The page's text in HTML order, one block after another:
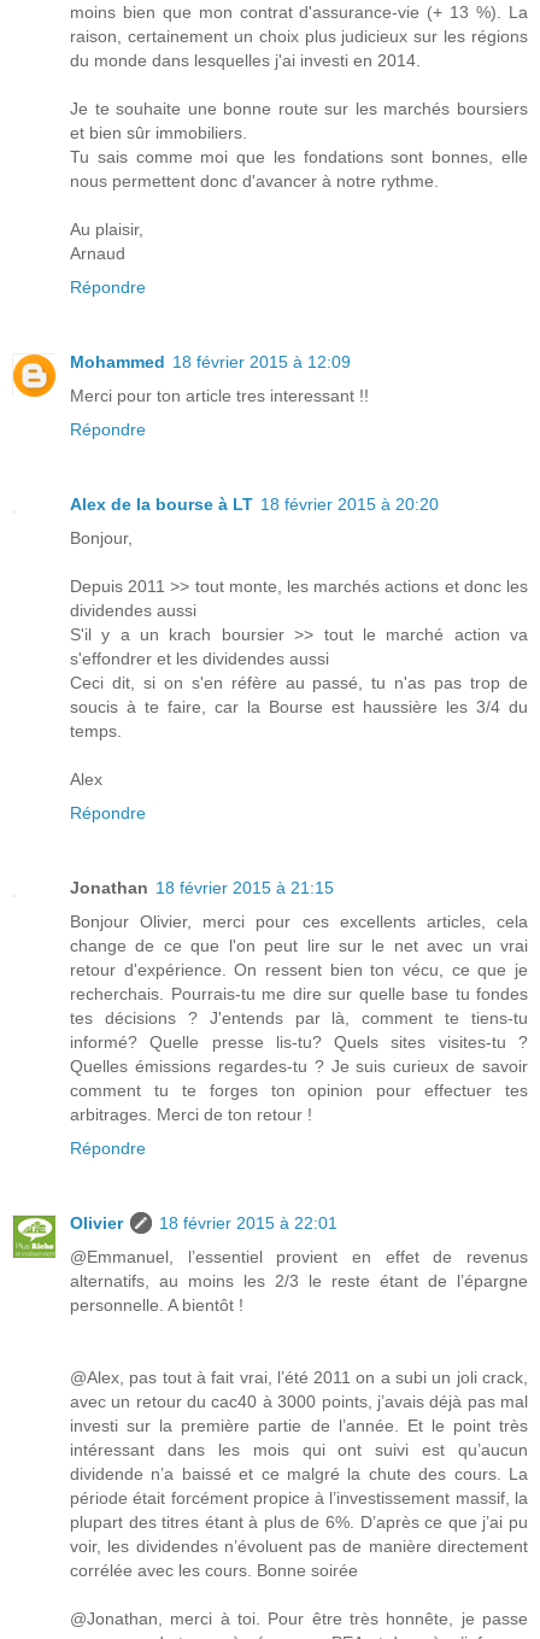
moins bien que mon contrat d'assurance-vie (+ 13 %). La
raison, certainement un choix plus judicieux sur les régions
du monde dans lesquelles j'ai investi en 2014.
Je te souhaite une bonne route sur les marchés boursiers
et bien sûr immobiliers.
Tu sais comme moi que les fondations sont bonnes, elle
nous permettent donc d'avancer à notre rythme.
Au plaisir,
Arnaud
Répondre
Mohammed 18 février 2015 à 12:09
Merci pour ton article tres interessant !!
Répondre
Alex de la bourse à LT 18 février 2015 à 20:20
Bonjour,
Depuis 2011 >> tout monte, les marchés actions et donc les
dividendes aussi
S'il y a un krach boursier >> tout le marché action va
s'effondrer et les dividendes aussi
Ceci dit, si on s'en réfère au passé, tu n'as pas trop de
soucis à te faire, car la Bourse est haussière les 3/4 du
temps.
Alex
Répondre
Jonathan 18 février 2015 à 21:15
Bonjour Olivier, merci pour ces excellents articles, cela
change de ce que l'on peut lire sur le net avec un vrai
retour d'expérience. On ressent bien ton vécu, ce que je
recherchais. Pourrais-tu me dire sur quelle base tu fondes
tes décisions ? J'entends par là, comment te tiens-tu
informé? Quelle presse lis-tu? Quels sites visites-tu ?
Quelles émissions regardes-tu ? Je suis curieux de savoir
comment tu te forges ton opinion pour effectuer tes
arbitrages. Merci de ton retour !
Répondre
Olivier
18 février 2015 à 22:01
@Emmanuel, l’essentiel provient en effet de revenus
alternatifs, au moins les 2/3 le reste étant de l’épargne
personnelle. A bientôt !
@Alex, pas tout à fait vrai, l’été 2011 on a subi un joli crack,
avec un retour du cac40 à 3000 points, j’avais déjà pas mal
investi sur la première partie de l’année. Et le point très
intéressant dans les mois qui ont suivi est qu’aucun
dividende n’a baissé et ce malgré la chute des cours. La
période était forcément propice à l’investissement massif, la
plupart des titres étant à plus de 6%. D’après ce que j’ai pu
voir, les dividendes n’évoluent pas de manière directement
corrélée avec les cours. Bonne soirée
@Jonathan, merci à toi. Pour être très honnête, je passe